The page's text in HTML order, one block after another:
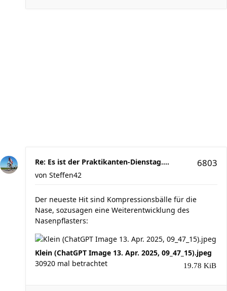
Re: Es ist der Praktikanten-Dienstag.... 6803
von Steffen42
Der neueste Hit sind Kompressionsbälle für die
Nase, sozusagen eine Weiterentwicklung des
Nasenpflasters:
Klein (ChatGPT Image 13. Apr. 2025, 09_47_15).jpeg
30920 mal betrachtet
19.78 KiB